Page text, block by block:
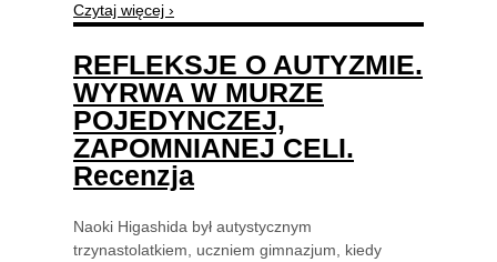
Czytaj więcej ›
REFLEKSJE O AUTYZMIE.
WYRWA W MURZE
POJEDYNCZEJ,
ZAPOMNIANEJ CELI.
Recenzja
Naoki Higashida był autystycznym
trzynastolatkiem, uczniem gimnazjum, kiedy